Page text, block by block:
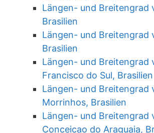
Längen- und Breitengrad
Brasilien
Längen- und Breitengrad
Brasilien
Längen- und Breitengrad
Francisco do Sul, Brasilien
Längen- und Breitengrad
Morrinhos, Brasilien
Längen- und Breitengrad
Conceicao do Araguaia,